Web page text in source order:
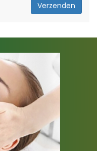
Verzenden